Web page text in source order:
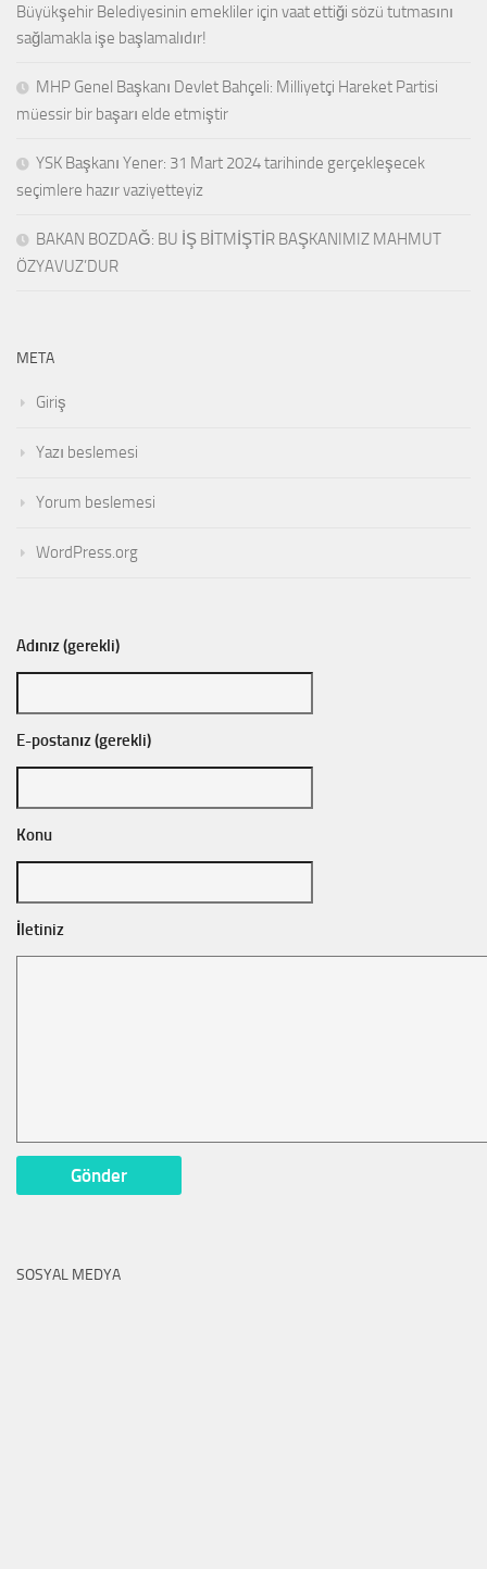
Büyükşehir Belediyesinin emekliler için vaat ettiği sözü tutmasını
sağlamakla işe başlamalıdır!
MHP Genel Başkanı Devlet Bahçeli: Milliyetçi Hareket Partisi
müessir bir başarı elde etmiştir
YSK Başkanı Yener: 31 Mart 2024 tarihinde gerçekleşecek
seçimlere hazır vaziyetteyiz
BAKAN BOZDAĞ: BU İŞ BİTMİŞTİR BAŞKANIMIZ MAHMUT
ÖZYAVUZ’DUR
META
Giriş
Yazı beslemesi
Yorum beslemesi
WordPress.org
Adınız (gerekli)
E-postanız (gerekli)
Konu
İletiniz
SOSYAL MEDYA